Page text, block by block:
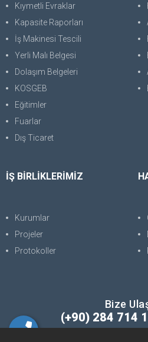
Kıymetli Evraklar
Kapasite Raporları
İş Makinesi Tescili
Yerli Malı Belgesi
Dolaşım Belgeleri
KOSGEB
Eğitimler
Fuarlar
Dış Ticaret
İŞ BİRLİKLERİMİZ
Kurumlar
Projeler
Protokoller
Bize
(+90) 284 714